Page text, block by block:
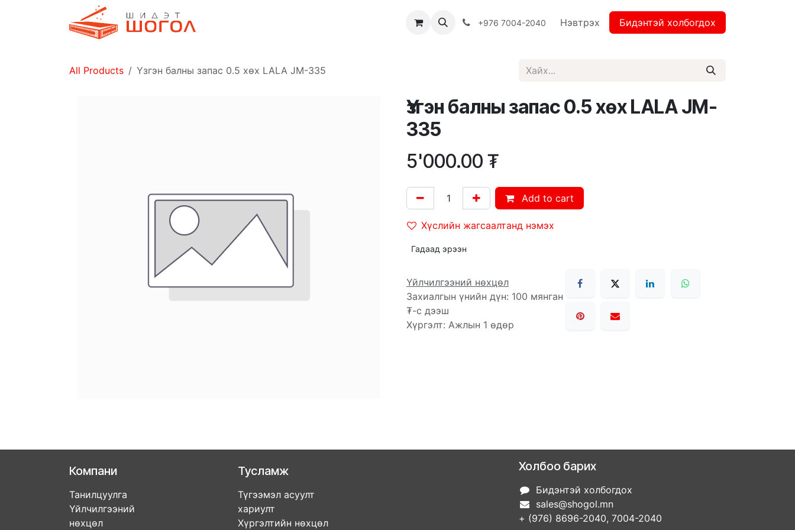
Хямдрал ♻️ Эко шогол+976 7004-2040 Нэвтрэх Бидэнтэй холбогдох
All Products Үзгэн балны запас 0.5 хөх LALA JM-335
Үзгэн балны запас 0.5 хөх LALA JM-
335
5'000.00 ₮
Add to cart
Хүслийн жагсаалтанд нэмэх
Гадаад эрээн
Үйлчилгээний нөхцөл
Захиалгын үнийн дүн: 100 мянган
₮-с дээш
Хүргэлт: Ажлын 1 өдөр
Компани
Танилцуулга
Үйлчилгээний
нөхцөл
Тусламж
Түгээмэл асуулт
хариулт
Хүргэлтийн нөхцөл
Холбоо барих
Бидэнтэй холбогдох
sales@shogol.mn
+ (976) 8696-2040, 7004-2040